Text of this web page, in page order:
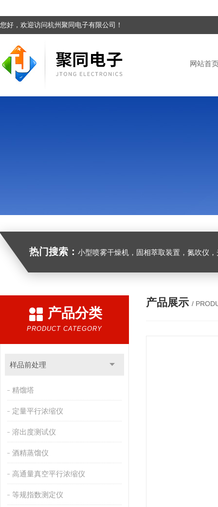
您好，欢迎访问杭州聚同电子有限公司！
网站首
热门搜索： 小型喷雾干燥机，固相萃取装置，氮吹仪，光化学反应仪，低温恒温槽，超声波细胞
产品分类
PRODUCT CATEGORY
样品前处理
精馏塔
定量平行浓缩仪
溶出度测试仪
酒精蒸馏仪
高通量真空平行浓缩仪
等规指数测定仪
产品展示 /